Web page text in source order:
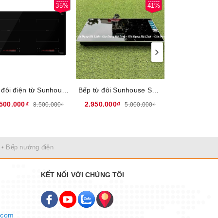
đại
35%
8.500.000₫
41%
Bếp từ đôi Sunhouse SHB-566HL, Công suất 4000W, Mặt kính Ultra Vitro Ceramic, bo viền 4 cạnh sang trọng, chắc chắn, Chức năng nấu nhanh Booster, Bảng điều khiển Slider Control siêu nhạy, Tính năng hẹn giờ, khóa trẻ em, tự động ngắt, tạm dừng, Bảo hành 3 năm tại nhà
2.950.000₫
5.000.000₫
• Bếp nướng điện
KẾT NỐI VỚI CHÚNG TÔI